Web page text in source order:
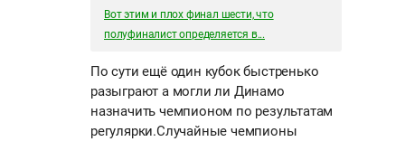
Вот этим и плох финал шести, что
полуфиналист определяется в...
По сути ещё один кубок быстренько
разыграют а могли ли Динамо
назначить чемпионом по результатам
регулярки.Случайные чемпионы